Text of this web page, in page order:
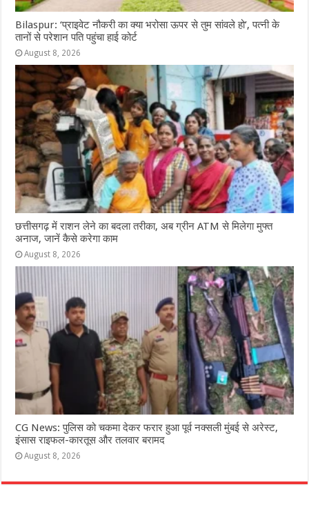
Bilaspur: ‘प्राइवेट नौकरी का क्या भरोसा ऊपर से तुम सांवले हो’, पत्नी के
तानों से परेशान पति पहुंचा हाई कोर्ट
August 8, 2026
छत्तीसगढ़ में राशन लेने का बदला तरीका, अब ग्रीन ATM से मिलेगा मुफ्त
अनाज, जानें कैसे करेगा काम
August 8, 2026
CG News: पुलिस को चकमा देकर फरार हुआ पूर्व नक्सली मुंबई से अरेस्ट,
इंसास राइफल-कारतूस और तलवार बरामद
August 8, 2026